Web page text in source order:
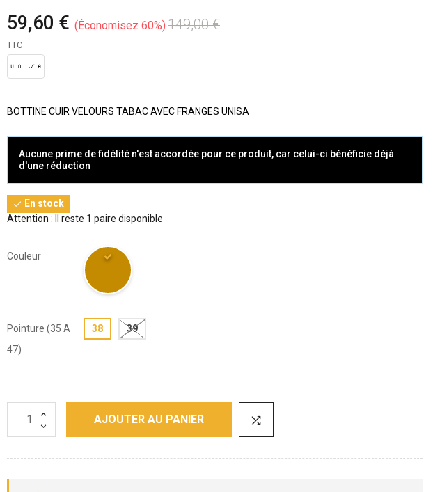
59,60 € Économisez 60% 149,00 €
TTC
BOTTINE CUIR VELOURS TABAC AVEC FRANGES UNISA
Aucune prime de fidélité n'est accordée pour ce produit, car celui-ci bénéficie déjà
d'une réduction
 En stock
Attention : Il reste 1 paire disponible
Couleur
Pointure (35 A
47)
38 39
AJOUTER AU PANIER